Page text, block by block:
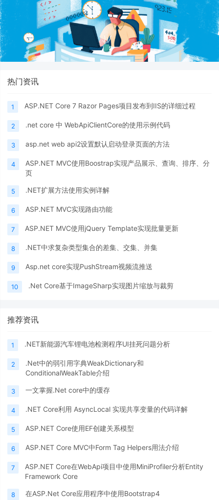
热门资讯
1 ASP.NET Core 7 Razor Pages项目发布到IIS的详细过程
2 .net core 中 WebApiClientCore的使用示例代码
3 asp.net web api2设置默认启动登录页面的方法
4
ASP.NET MVC使用Boostrap实现产品展示、查询、排序、分
页
5 .NET扩展方法使用实例详解
6 ASP.NET MVC实现路由功能
7 ASP.NET MVC使用jQuery Template实现批量更新
8 .NET中求复杂类型集合的差集、交集、并集
9 Asp.net core实现PushStream视频流推送
10 .Net Core基于ImageSharp实现图片缩放与裁剪
推荐资讯
1 .NET新能源汽车锂电池检测程序UI挂死问题分析
2
.Net中的弱引用字典WeakDictionary和
ConditionalWeakTable介绍
3 一文掌握.Net core中的缓存
4 .NET Core利用 AsyncLocal 实现共享变量的代码详解
5 ASP.NET Core使用EF创建关系模型
6 ASP.NET Core MVC中Form Tag Helpers用法介绍
7
ASP.NET Core在WebApi项目中使用MiniProfiler分析Entity
Framework Core
8 在ASP.Net Core应用程序中使用Bootstrap4